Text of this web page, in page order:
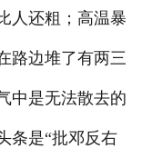
人还粗；高温暴
路边堆了有两三
中是无法散去的
条是“批邓反右